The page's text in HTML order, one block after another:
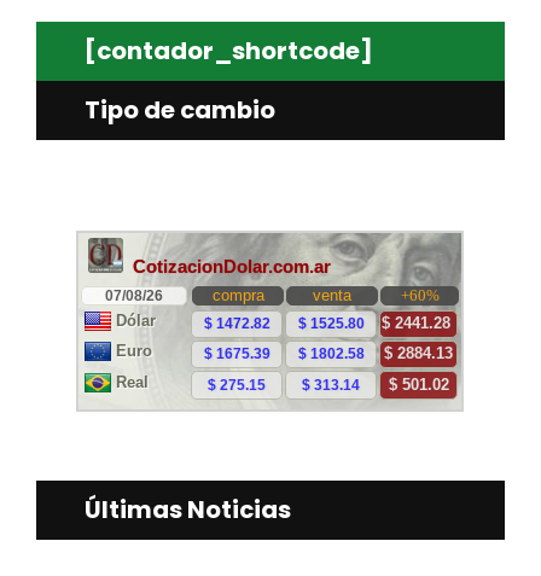
[contador_shortcode]
Tipo de cambio
Últimas Noticias